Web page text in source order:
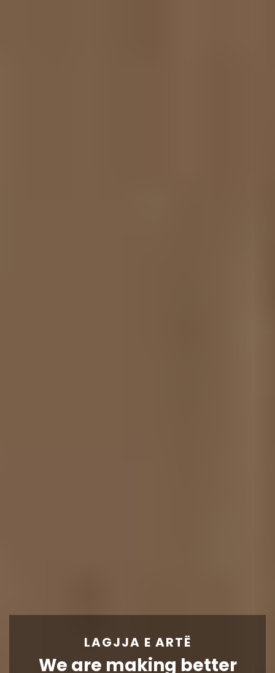
LAGJJA E ARTË
We are making better